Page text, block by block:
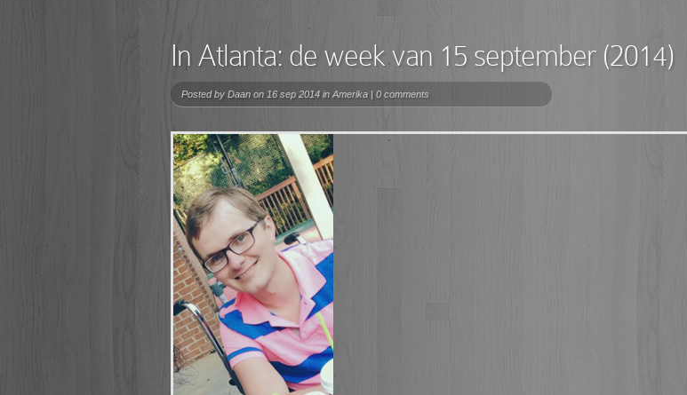
In Atlanta: de week van 15 september (2014)
Posted by Daan on 16 sep 2014 in Amerika | 0 comments